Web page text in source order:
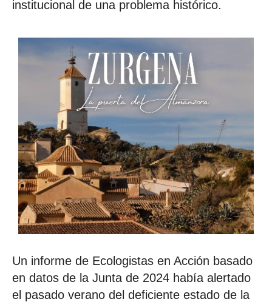
institucional de una problema histórico.
Un informe de Ecologistas en Acción basado
en datos de la Junta de 2024 había alertado
el pasado verano del deficiente estado de la